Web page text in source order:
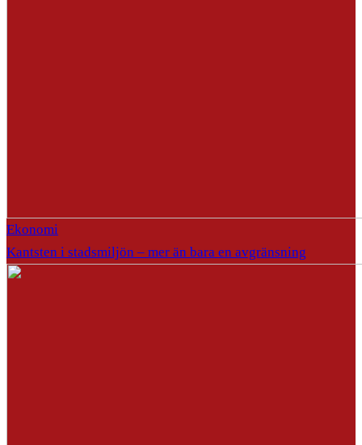
Ekonomi
Kantsten i stadsmiljön – mer än bara en avgränsning